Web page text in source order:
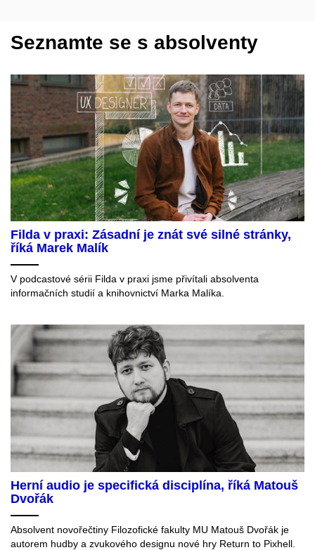
Seznamte se s absolventy
Filda v praxi: Zásadní je znát své silné stránky,
říká Marek Malík
V podcastové sérii Filda v praxi jsme přivítali absolventa
informačních studií a knihovnictví Marka Malíka.
Herní audio je specifická disciplína, říká Matouš
Dvořák
Absolvent novořečtiny Filozofické fakulty MU Matouš Dvořák je
autorem hudby a zvukového designu nové hry Return to Pixhell.